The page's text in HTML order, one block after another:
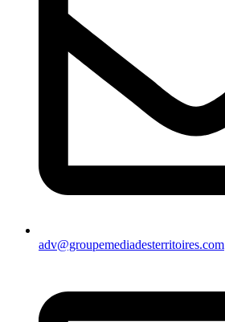
adv@groupemediadesterritoires.com